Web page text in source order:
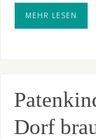
MEHR LESEN
Dorf